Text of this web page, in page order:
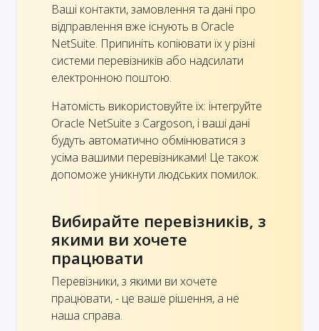
Ваші контакти, замовлення та дані про
відправлення вже існують в Oracle
NetSuite. Припиніть копіювати їх у різні
системи перевізників або надсилати
електронною поштою.
Натомість використовуйте їх: інтегруйте
Oracle NetSuite з Cargoson, і ваші дані
будуть автоматично обмінюватися з
усіма вашими перевізниками! Це також
допоможе уникнути людських помилок.
Вибирайте перевізників, з
якими ви хочете
працювати
Перевізники, з якими ви хочете
працювати, - це ваше рішення, а не
наша справа.